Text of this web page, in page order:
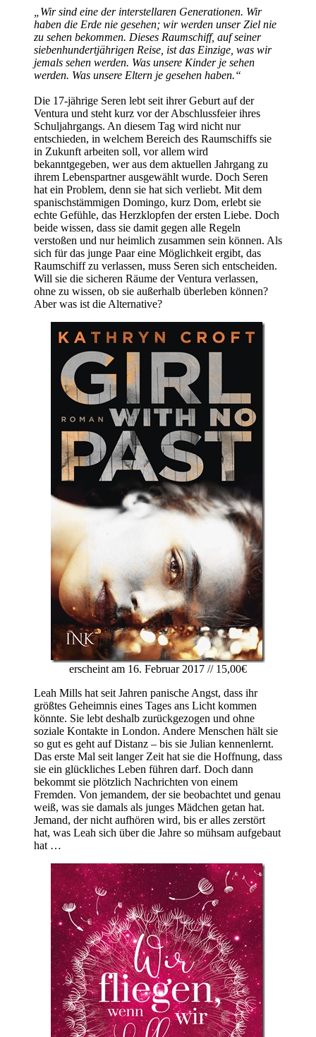
„Wir sind eine der interstellaren Generationen. Wir
haben die Erde nie gesehen; wir werden unser Ziel nie
zu sehen bekommen. Dieses Raumschiff, auf seiner
siebenhundertjährigen Reise, ist das Einzige, was wir
jemals sehen werden. Was unsere Kinder je sehen
werden. Was unsere Eltern je gesehen haben.“
Die 17-jährige Seren lebt seit ihrer Geburt auf der
Ventura und steht kurz vor der Abschlussfeier ihres
Schuljahrgangs. An diesem Tag wird nicht nur
entschieden, in welchem Bereich des Raumschiffs sie
in Zukunft arbeiten soll, vor allem wird
bekanntgegeben, wer aus dem aktuellen Jahrgang zu
ihrem Lebenspartner ausgewählt wurde. Doch Seren
hat ein Problem, denn sie hat sich verliebt. Mit dem
spanischstämmigen Domingo, kurz Dom, erlebt sie
echte Gefühle, das Herzklopfen der ersten Liebe. Doch
beide wissen, dass sie damit gegen alle Regeln
verstoßen und nur heimlich zusammen sein können. Als
sich für das junge Paar eine Möglichkeit ergibt, das
Raumschiff zu verlassen, muss Seren sich entscheiden.
Will sie die sicheren Räume der Ventura verlassen,
ohne zu wissen, ob sie außerhalb überleben können?
Aber was ist die Alternative?
erscheint am 16. Februar 2017 // 15,00€
Leah Mills hat seit Jahren panische Angst, dass ihr
größtes Geheimnis eines Tages ans Licht kommen
könnte. Sie lebt deshalb zurückgezogen und ohne
soziale Kontakte in London. Andere Menschen hält sie
so gut es geht auf Distanz – bis sie Julian kennenlernt.
Das erste Mal seit langer Zeit hat sie die Hoffnung, dass
sie ein glückliches Leben führen darf. Doch dann
bekommt sie plötzlich Nachrichten von einem
Fremden. Von jemandem, der sie beobachtet und genau
weiß, was sie damals als junges Mädchen getan hat.
Jemand, der nicht aufhören wird, bis er alles zerstört
hat, was Leah sich über die Jahre so mühsam aufgebaut
hat …